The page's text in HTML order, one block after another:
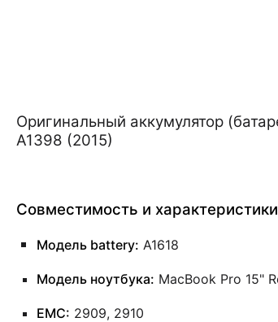
Оригинальный аккумулятор
A1398 (2015)
Совместимость и
Модель battery: A1618
Модель ноутбука: MacBook Pro 15"
EMC: 2909, 2910